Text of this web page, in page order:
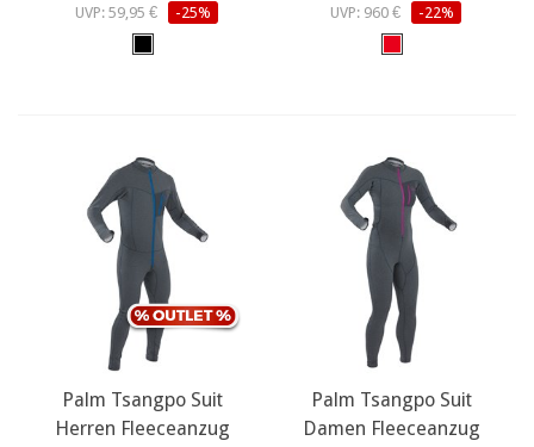
UVP: 59,95 € -25% UVP: 960 € -22%
Palm Tsangpo Suit
Herren Fleeceanzug
Palm Tsangpo Suit
Damen Fleeceanzug